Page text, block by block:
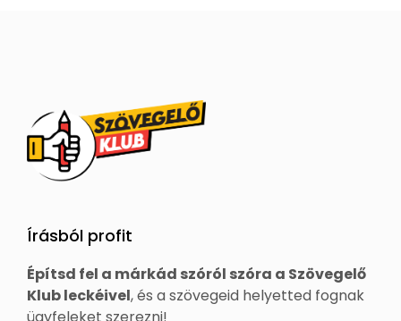
Írásból profit
Építsd fel a márkád szóról szóra a Szövegelő
Klub leckéivel, és a szövegeid helyetted fognak